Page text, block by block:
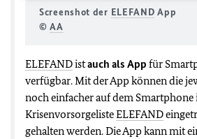
Screenshot der ELEFAND App
©AA
ELEFANDistauch als App für
verfügbar. Mit der App können die
noch einfacher auf dem Smartphone
KrisenvorsorgelisteELEFAND
gehalten werden. Die App kann mit